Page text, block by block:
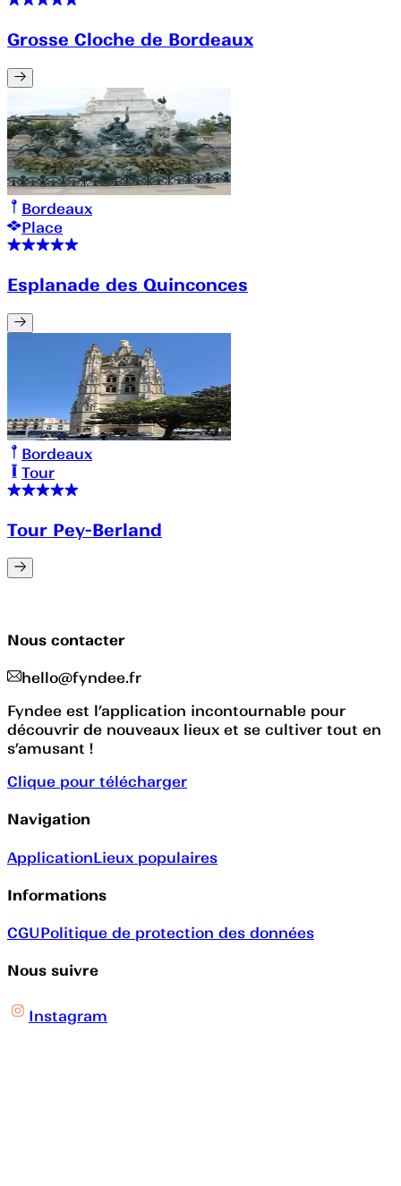
Grosse Cloche de Bordeaux
Bordeaux
Place
Esplanade des Quinconces
Bordeaux
Tour
Tour Pey-Berland
Nous contacter
hello@fyndee.fr
Fyndee est l’application incontournable pour
découvrir de nouveaux lieux et se cultiver tout en
s’amusant !
Clique pour télécharger
Navigation
ApplicationLieux populaires
Informations
CGUPolitique de protection des données
Nous suivre
Instagram